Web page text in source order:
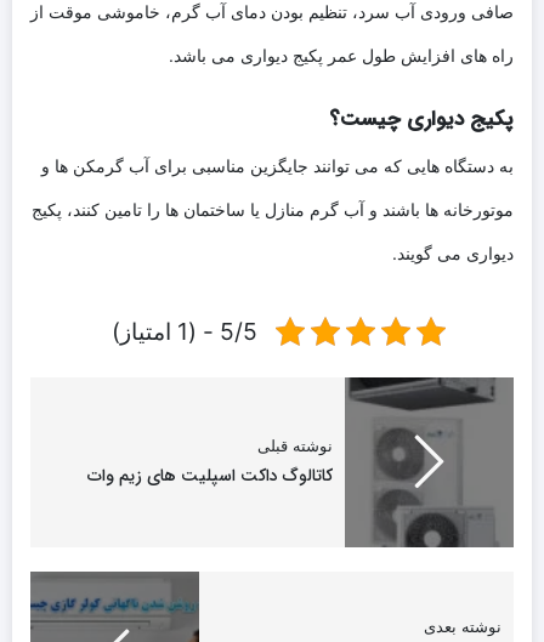
صافی ورودی آب سرد، تنظیم بودن دمای آب گرم، خاموشی موقت از
راه های افزایش طول عمر پکیج دیواری می باشد.
پکیج دیواری چیست؟
به دستگاه هایی که می توانند جایگزین مناسبی برای آب گرمکن ها و
موتورخانه ها باشند و آب گرم منازل یا ساختمان ها را تامین کنند، پکیج
دیواری می گویند.
5/5 - (1 امتیاز)
نوشته قبلی
کاتالوگ داکت اسپلیت های زیم وات
نوشته بعدی